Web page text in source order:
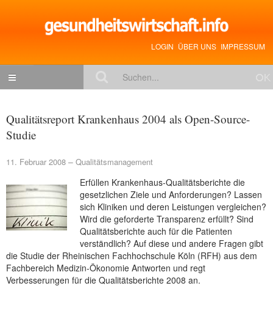
LOGIN ÜBER UNS IMPRESSUM
Gesundheitspolitik
Medizin & Pharma
Gesundheit
Jobs & Karriere
Mitglieder-Beiträge
NEUER BEITRAG
Qualitätsreport Krankenhaus 2004 als Open-Source-
Studie
11. Februar 2008 Qualitätsmanagement
Erfüllen Krankenhaus-Qualitätsberichte die
gesetzlichen Ziele und Anforderungen? Lassen
sich Kliniken und deren Leistungen vergleichen?
Wird die geforderte Transparenz erfüllt? Sind
Qualitätsberichte auch für die Patienten
verständlich? Auf diese und andere Fragen gibt
die Studie der Rheinischen Fachhochschule Köln (RFH) aus dem
Fachbereich Medizin-Ökonomie Antworten und regt
Verbesserungen für die Qualitätsberichte 2008 an.